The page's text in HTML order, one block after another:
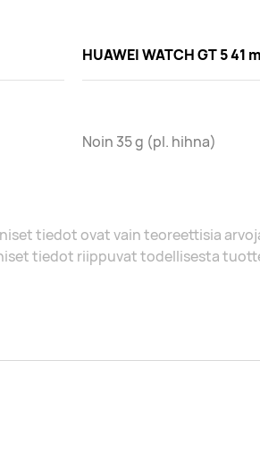
HUAWEI WATCH GT 5 41
Noin 35 g (pl. hihna)
tiedot ovat vain teoreettisia
tiedot riippuvat todellisesta